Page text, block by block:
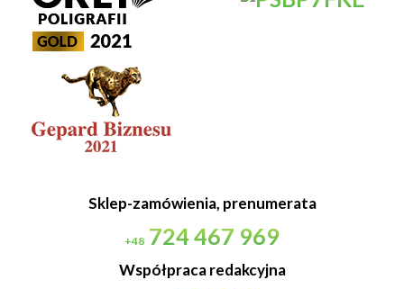
Sklep-zamówienia, prenumerata
+48 724 467 969
Współpraca redakcyjna